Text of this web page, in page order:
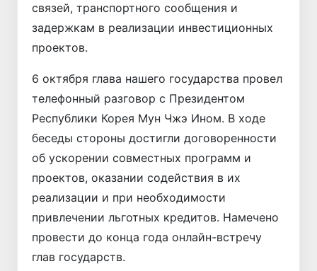
связей, транспортного сообщения и
задержкам в реализации инвестиционных
проектов.
6 октября глава нашего государства провел
телефонный разговор с Президентом
Республики Корея Мун Чжэ Ином. В ходе
беседы стороны достигли договоренности
об ускорении совместных программ и
проектов, оказании содействия в их
реализации и при необходимости
привлечении льготных кредитов. Намечено
провести до конца года онлайн-встречу
глав государств.